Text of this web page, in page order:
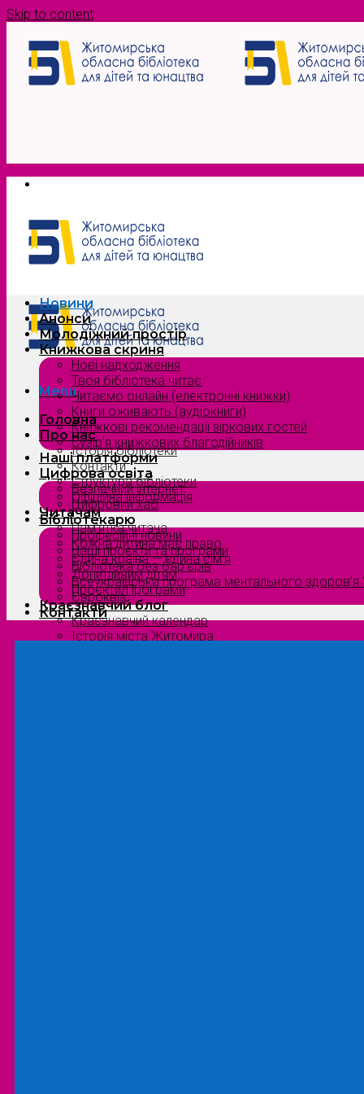
Skip to content
Menu
Головна
Про нас
Історія бібліотеки
Контакти
Структура бібліотеки
Офіційна інформація
Читачам
Пам’ятка читача
Кожна дитина має право
Єдина країна — єдина сім’я
Допитливим дітям
Проєкти/Програми
Краєзнавчий блог
Краєзнавчий календар
Історія міста Житомира
Новини
Анонси
Молодіжний простір
Книжкова скриня
Нові надходження
Твоя бібліотека читає
Читаємо онлайн (електронні книжки)
Книги оживають (аудіокниги)
Книжкові рекомендації зіркових гостей
Сузірʼя книжкових благодійників
Наші платформи
Цифрова освіта
Безпечний інтернет
Цифровий хаб
Бібліотекарю
Професійні новини
Наші проєкти та програми
Бібліотека без бар’єрів
Всеукраїнська програма ментального здоров’я
Євроквіз
Контакти